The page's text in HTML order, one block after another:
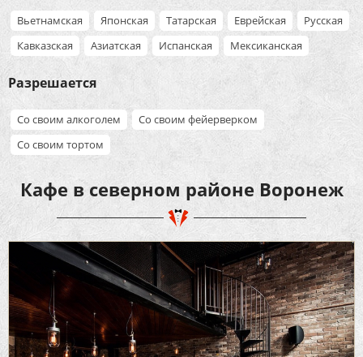
Вьетнамская Японская Татарская Еврейская
Русская
Кавказская
Азиатская Испанская Мексиканская
Разрешается
Со своим алкоголем
Со своим фейерверком
Со своим тортом
Кафе в северном районе Воронеж